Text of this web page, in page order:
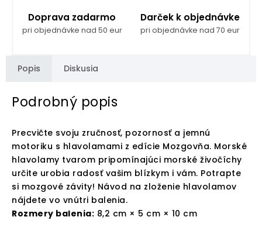
Doprava zadarmo
pri objednávke nad 50 eur
Darček k objednávke
pri objednávke nad 70 eur
Popis Diskusia
Podrobný popis
Precvičte svoju zručnosť, pozornosť a jemnú
motoriku s hlavolamami z edície Mozgovňa. Morské
hlavolamy tvarom pripomínajúci morské živočíchy
určite urobia radosť vašim blízkym i vám. Potrapte
si mozgové závity! Návod na zloženie hlavolamov
nájdete vo vnútri balenia.
Rozmery balenia: 8,2 cm × 5 cm × 10 cm